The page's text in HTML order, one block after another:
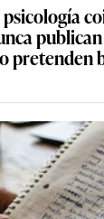
pretenden